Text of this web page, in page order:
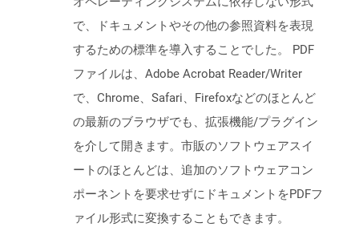
で、ドキュメントやその他の参照資料を表現
するための標準を導入することでした。 PDF
ファイルは、Adobe Acrobat Reader/Writer
で、Chrome、Safari、Firefoxなどのほとんど
の最新のブラウザでも、拡張機能/プラグイン
を介して開きます。市販のソフトウェアスイ
ートのほとんどは、追加のソフトウェアコン
ポーネントを要求せずにドキュメントをPDFフ
ァイル形式に変換することもできます。